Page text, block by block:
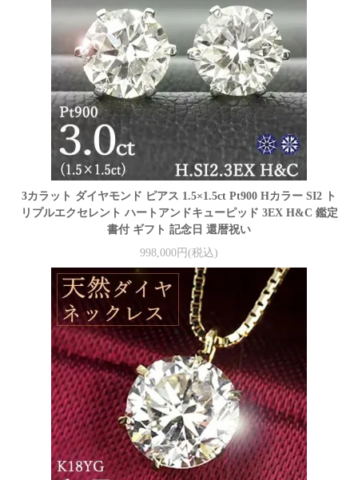
3カラット ダイヤモンド ピアス 1.5×1.5ct Pt900 Hカラー SI2 ト
リプルエクセレント ハートアンドキューピッド 3EX H&C 鑑定
書付 ギフト 記念日 還暦祝い
998,000円(税込)